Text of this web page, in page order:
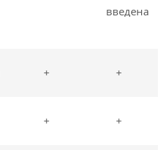
введена
+ +
+ +